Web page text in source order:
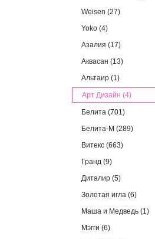
Weisen (27)
Yoko (4)
Азалия (17)
Аквасан (13)
Альтаир (1)
Арт Дизайн (4)
Белита (701)
Белита-М (289)
Витекс (663)
Гранд (9)
Диталир (5)
Золотая игла (6)
Маша и Медведь (1)
Мэгги (6)